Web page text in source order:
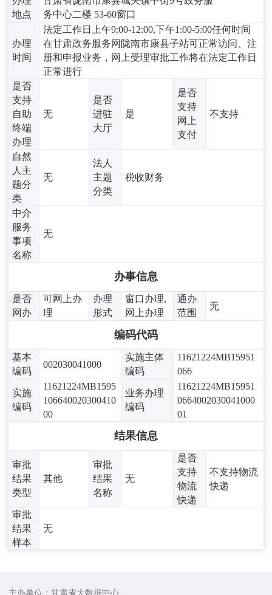
地点
务中心二楼 53-60窗口
办理
时间
法定工作日上午9:00-12:00,下午1:00-5:00任何时间
在甘肃政务服务网陇南市康县子站可正常访问、注
册和申报业务，网上受理审批工作将在法定工作日
正常进行
是否
支持
自助
终端
办理
无
是否
进驻
大厅
是
是否
支持
网上
支付
不支持
自然
人主
题分
类
无
法人
主题
分类
税收财务
中介
服务
事项
名称
无
办事信息
是否
网办
可网上办
理
办理
形式
窗口办理,
网上办理
通办
范围
无
编码代码
基本
编码
002030041000
实施主体
编码
11621224MB15951
066
实施
编码
11621224MB1595
106640020300410
00
业务办理
编码
11621224MB15951
0664002030041000
01
结果信息
审批
结果
类型
其他
审批
结果
名称
无
是否
支持
物流
快递
不支持物流
快递
审批
结果
样本
无
主办单位：甘肃省大数据中心